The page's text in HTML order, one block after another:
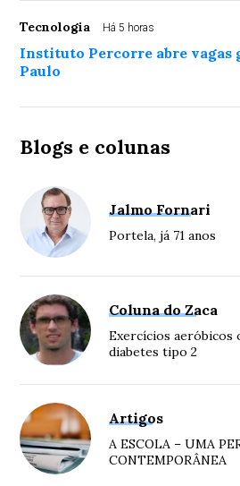
Tecnologia Há 5 horas
Instituto Percorre abre vagas
Paulo
Blogs e colunas
Jalmo Fornari
Portela, já 71 anos
Coluna do Zaca
Exercícios aeróbicos
diabetes tipo 2
Artigos
A ESCOLA – UMA
CONTEMPORÂNEA